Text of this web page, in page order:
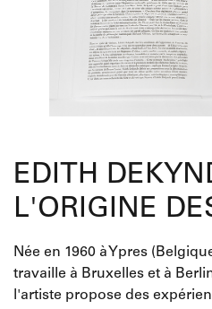
EDITH
L'ORIGINE
Née en 1960 à Ypres
travaille à Bruxelles et à
l'artiste propose des